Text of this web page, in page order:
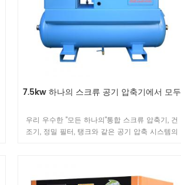
7.5kw 하나의 스크류 공기 압축기에서 모두
우리 우수한 "모든 하나의"통합 스크류 압축기, 건
조기, 정밀 필터, 탱크와 같은 공기 압축 시스템의